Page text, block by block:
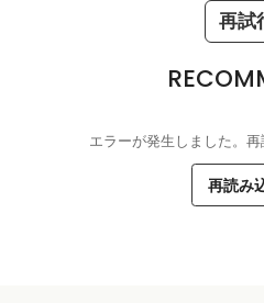
再試
エラーが発生しました。
再読み